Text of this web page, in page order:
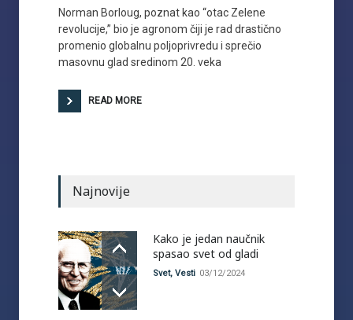
Norman Borloug, poznat kao “otac Zelene
revolucije,” bio je agronom čiji je rad drastično
promenio globalnu poljoprivredu i sprečio
masovnu glad sredinom 20. veka
READ MORE
Najnovije
Kako je jedan naučnik
spasao svet od gladi
Svet, Vesti 03/12/2024